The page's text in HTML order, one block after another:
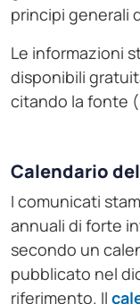
principi generali
Le informazioni
disponibili
citando la fonte
Calendario
I comunicati
annuali di forte
secondo un
pubblicato nel
riferimento. Il